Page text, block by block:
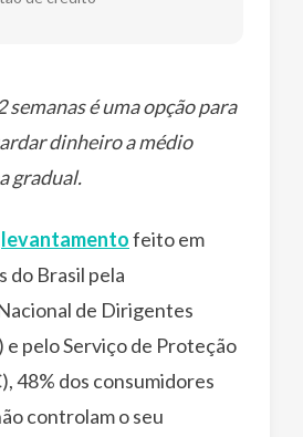
semanas é uma opção para
dinheiro a médio
gradual.
levantamentofeito em
do Brasil pela
de Dirigentes
e pelo Serviço de Proteção
48% dos consumidores
controlam o seu